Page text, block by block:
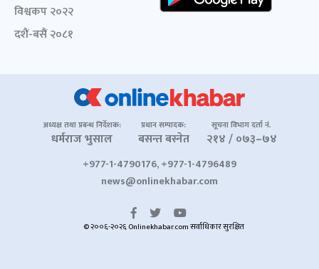
विश्वकप २०२२
दशैं-बसैं २०८१
अध्यक्ष तथा प्रबन्ध निर्देशक:
धर्मराज भुसाल
प्रधान सम्पादक:
बसन्त बस्नेत
सूचना विभाग दर्ता नं.
२१४ / ०७३–७४
+977-1-4790176, +977-1-4796489
news@onlinekhabar.com
© २००६-२०२६ Onlinekhabar.com सर्वाधिकार सुरक्षित